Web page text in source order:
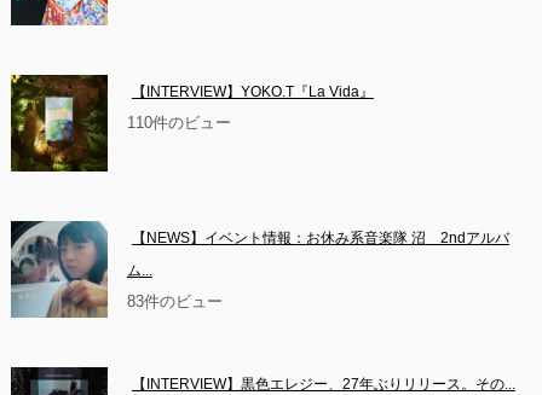
【INTERVIEW】YOKO.T『La Vida』
110件のビュー
【NEWS】イベント情報：お休み系音楽隊 沼　2ndアルバ
ム...
83件のビュー
【INTERVIEW】黒色エレジー、27年ぶりリリース。その...